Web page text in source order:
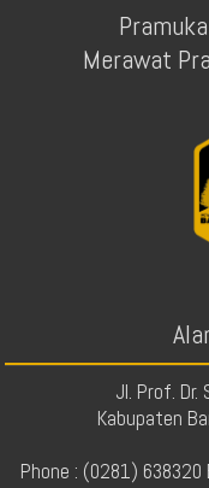
Merawat
Jl. Prof. Dr.
Kabupaten
Phone : (0281)